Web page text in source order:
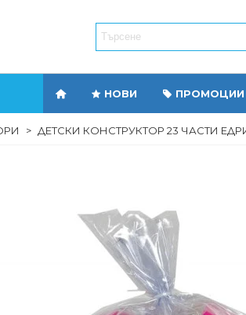
НОВИ ПРОМОЦИИ
> ДЕТСКИ КОНСТРУКТОР 23 ЧАСТИ